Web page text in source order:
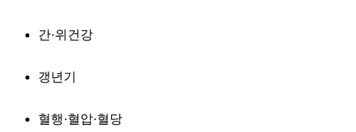
간·위건강
갱년기
혈행·혈압·혈당